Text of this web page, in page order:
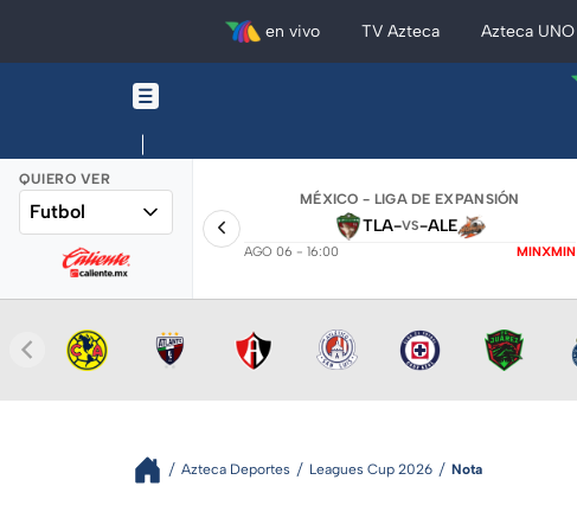
en vivo TV Azteca Azteca UNO
QUIERO VER
Futbol
MÉXICO - LIGA DE EXPANSIÓN
TLA-VS-ALE
AGO 06 - 16:00 MINXMIN
Azteca Deportes Leagues Cup 2026 Nota